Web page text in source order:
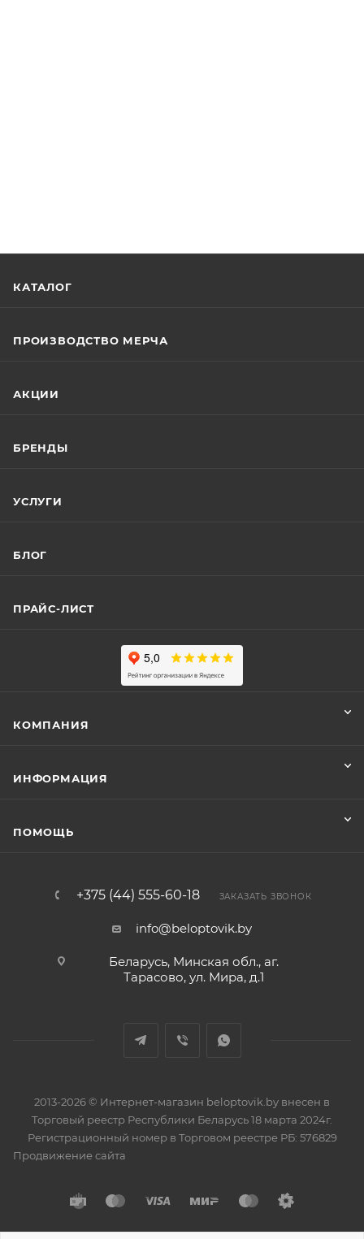
КАТАЛОГ
ПРОИЗВОДСТВО МЕРЧА
АКЦИИ
БРЕНДЫ
УСЛУГИ
БЛОГ
ПРАЙС-ЛИСТ
КОМПАНИЯ
ИНФОРМАЦИЯ
ПОМОЩЬ
+375 (44) 555-60-18 ЗАКАЗАТЬ ЗВОНОК
info@beloptovik.by
Беларусь, Минская обл., аг.
Тарасово, ул. Мира, д.1
2013-2026 © Интернет-магазин beloptovik.by внесен в
Торговый реестр Республики Беларусь 18 марта 2024г.
Регистрационный номер в Торговом реестре РБ: 576829
Продвижение сайта